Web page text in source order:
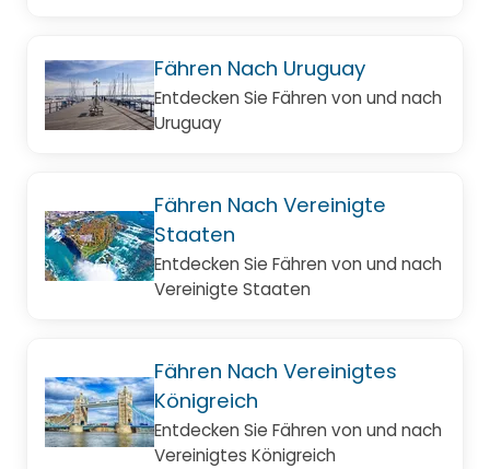
Fähren Nach Uruguay
Entdecken Sie Fähren von und nach
Uruguay
Fähren Nach Vereinigte
Staaten
Entdecken Sie Fähren von und nach
Vereinigte Staaten
Fähren Nach Vereinigtes
Königreich
Entdecken Sie Fähren von und nach
Vereinigtes Königreich